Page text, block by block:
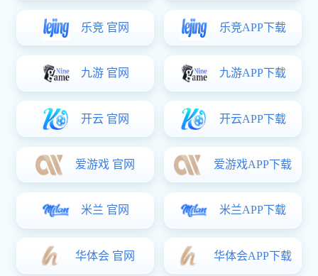
竞争激烈的行业，大部分企业利润很低并没有什
么资金积累，紧固件产业抗风险能力比其它行业
决定不回去了。除夕白天还在和德国客户聊天拜
年，客户很开心说年初一发第一张订单给星空电
封路封城，准备晚上出发并把湖北员工一起带回
广东，怕影响节后开工。其实当时我也很想叫湖
北的员工们出发，因为公司给很多员工送了车，
湖北员工基本上都有自己的车子。后面又想着年
说了疫情的严重性。可能都觉没多大事大家没反
应。但是晚上就有很多朋友发信息给我说他们年
很多人感觉湖北情况不太对也出发广东，到年初
三就完全禁止通行，并且管制越来越严，开始村
关注
地点：南京市雨花台区凤汇大道32号申浦工业区南京凯润
传真：025-86656593